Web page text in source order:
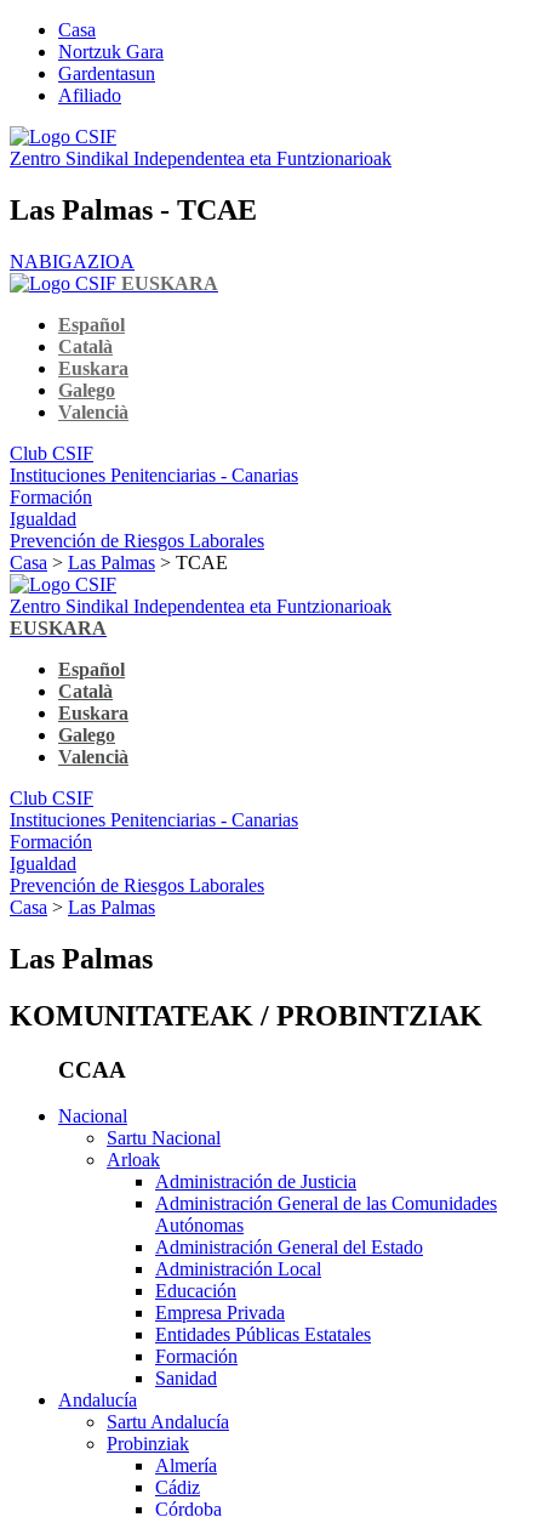
Casa
Nortzuk Gara
Gardentasun
Afiliado
Zentro Sindikal Independentea eta Funtzionarioak
Las Palmas - TCAE
NABIGAZIOA
EUSKARA
Español
Català
Euskara
Galego
Valencià
Club CSIF
Instituciones Penitenciarias - Canarias
Formación
Igualdad
Prevención de Riesgos Laborales
Casa > Las Palmas > TCAE
Zentro Sindikal Independentea eta Funtzionarioak
EUSKARA
Español
Català
Euskara
Galego
Valencià
Club CSIF
Instituciones Penitenciarias - Canarias
Formación
Igualdad
Prevención de Riesgos Laborales
Casa > Las Palmas
Las Palmas
KOMUNITATEAK / PROBINTZIAK
CCAA
Nacional
Sartu Nacional
Arloak
Administración de Justicia
Administración General de las Comunidades
Autónomas
Administración General del Estado
Administración Local
Educación
Empresa Privada
Entidades Públicas Estatales
Formación
Sanidad
Andalucía
Sartu Andalucía
Probinziak
Almería
Cádiz
Córdoba